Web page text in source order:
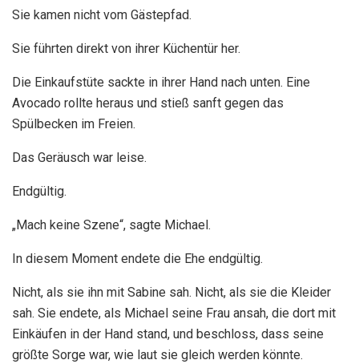
Sie kamen nicht vom Gästepfad.
Sie führten direkt von ihrer Küchentür her.
Die Einkaufstüte sackte in ihrer Hand nach unten. Eine
Avocado rollte heraus und stieß sanft gegen das
Spülbecken im Freien.
Das Geräusch war leise.
Endgültig.
„Mach keine Szene“, sagte Michael.
In diesem Moment endete die Ehe endgültig.
Nicht, als sie ihn mit Sabine sah. Nicht, als sie die Kleider
sah. Sie endete, als Michael seine Frau ansah, die dort mit
Einkäufen in der Hand stand, und beschloss, dass seine
größte Sorge war, wie laut sie gleich werden könnte.